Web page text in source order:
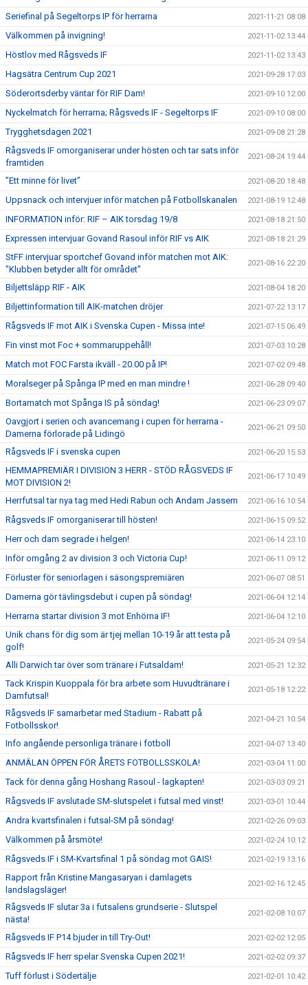
Seriefinal på Segeltorps IP för herrarna 2021-11-21 08:08
Välkommen på invigning! 2021-11-02 13:44
Höstlov med Rågsveds IF 2021-11-02 13:43
Hagsätra Centrum Cup 2021 2021-09-28 17:03
Söderortsderby väntar för RIF Dam! 2021-09-10 12:00
Nyckelmatch för herrarna; Rågsveds IF - Segeltorps IF 2021-09-10 08:00
Trygghetsdagen 2021 2021-09-08 21:28
Rågsveds IF omorganiserar under hösten och tar sats inför
framtiden
2021-08-24 19:44
”Ett minne för livet” 2021-08-20 18:48
Uppsnack och intervjuer inför matchen på Fotbollskanalen 2021-08-19 12:48
INFORMATION inför: RIF – AIK torsdag 19/8 2021-08-18 21:50
Expressen intervjuar Govand Rasoul inför RIF vs AIK 2021-08-18 21:29
StFF intervjuar sportchef Govand inför matchen mot AIK:
"Klubben betyder allt för området"
2021-08-16 22:20
Biljettsläpp RIF - AIK 2021-08-04 18:20
Biljettinformation till AIK-matchen dröjer 2021-07-22 13:17
Rågsveds IF mot AIK i Svenska Cupen - Missa inte! 2021-07-15 06:49
Fin vinst mot Foc + sommaruppehåll! 2021-07-03 10:28
Match mot FOC Farsta ikväll - 20.00 på IP! 2021-07-02 09:48
Moralseger på Spånga IP med en man mindre ! 2021-06-28 09:40
Bortamatch mot Spånga IS på söndag! 2021-06-23 09:07
Oavgjort i serien och avancemang i cupen för herrarna -
Damerna förlorade på Lidingö
2021-06-21 09:50
Rågsveds IF i svenska cupen 2021-06-20 15:53
HEMMAPREMIÄR I DIVISION 3 HERR - STÖD RÅGSVEDS IF
MOT DIVISION 2!
2021-06-17 10:49
Herrfutsal tar nya tag med Hedi Rabun och Andam Jassem 2021-06-16 10:54
Rågsveds IF omorganiserar till hösten! 2021-06-15 09:52
Herr och dam segrade i helgen! 2021-06-14 23:10
Inför omgång 2 av division 3 och Victoria Cup! 2021-06-11 09:12
Förluster för seniorlagen i säsongspremiären 2021-06-07 08:51
Damerna gör tävlingsdebut i cupen på söndag! 2021-06-04 12:14
Herrarna startar division 3 mot Enhörna IF! 2021-06-04 12:10
Unik chans för dig som är tjej mellan 10-19 år att testa på
golf!
2021-05-24 09:54
Alli Darwich tar över som tränare i Futsaldam! 2021-05-21 12:32
Tack Krispin Kuoppala för bra arbete som Huvudtränare i
Damfutsal!
2021-05-18 12:22
Rågsveds IF samarbetar med Stadium - Rabatt på
Fotbollsskor!
2021-04-21 10:54
Info angående personliga tränare i fotboll 2021-04-07 13:40
ANMÄLAN ÖPPEN FÖR ÅRETS FOTBOLLSSKOLA! 2021-03-04 11:00
Tack för denna gång Hoshang Rasoul - lagkapten! 2021-03-03 09:21
Rågsveds IF avslutade SM-slutspelet i futsal med vinst! 2021-03-01 10:44
Andra kvartsfinalen i futsal-SM på söndag! 2021-02-26 09:03
Välkommen på årsmöte! 2021-02-24 10:12
Rågsveds IF i SM-Kvartsfinal 1 på söndag mot GAIS! 2021-02-19 13:16
Rapport från Kristine Mangasaryan i damlagets
landslagsläger!
2021-02-16 12:45
Rågsveds IF slutar 3a i futsalens grundserie - Slutspel
nästa!
2021-02-08 10:07
Rågsveds IF P14 bjuder in till Try-Out! 2021-02-02 12:05
Rågsveds IF herr spelar Svenska Cupen 2021! 2021-02-02 09:37
Tuff förlust i Södertälje 2021-02-01 10:42